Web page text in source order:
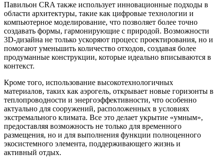
Павильон CRA также использует инновационные подходы в
области архитектуры, такие как цифровые технологии и
компьютерное моделирование, что позволяет более точно
создавать формы, гармонирующие с природой. Возможности
3D-дизайна не только ускоряют процесс проектирования, но и
помогают уменьшить количество отходов, создавая более
продуманные конструкции, которые идеально вписываются в
контекст.
Кроме того, использование высокотехнологичных
материалов, таких как аэрогель, открывает новые горизонты в
теплопроводности и энергоэффективности, что особенно
актуально для сооружений, расположенных в условиях
экстремального климата. Все это делает укрытие «умным»,
предоставляя возможность не только для временного
размещения, но и для выполнения функции полноценного
экосистемного элемента, поддерживающего жизнь и
активный отдых.